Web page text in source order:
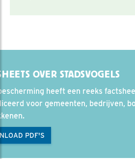
OVER STADSVOGELS
heeft een reeks
voor gemeenten, bedrijven,
PDF'S